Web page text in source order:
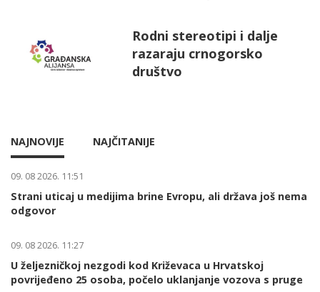
Rodni stereotipi i dalje
razaraju crnogorsko
društvo
NAJNOVIJE NAJČITANIJE
09. 08 2026. 11:51
Strani uticaj u medijima brine Evropu, ali država još nema
odgovor
09. 08 2026. 11:27
U željezničkoj nezgodi kod Križevaca u Hrvatskoj
povrijeđeno 25 osoba, počelo uklanjanje vozova s pruge